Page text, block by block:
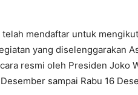
mendaftar untuk
yang diselenggarakan
resmi oleh Presiden Joko
sampai Rabu 16